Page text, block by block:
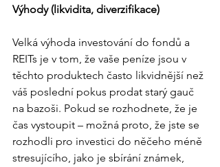
Výhody (likvidita, diverzifikace)
Velká výhoda investování do fondů a
REITs je v tom, že vaše peníze jsou v
těchto produktech často likvidnější než
váš poslední pokus prodat starý gauč
na bazoši. Pokud se rozhodnete, že je
čas vystoupit – možná proto, že jste se
rozhodli pro investici do něčeho méně
stresujícího, jako je sbírání známek,